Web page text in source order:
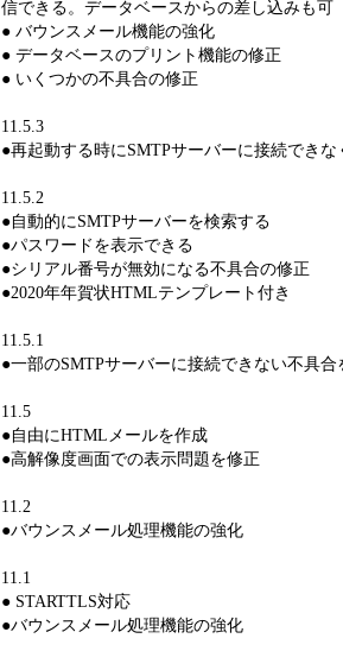
信できる。データベースからの差し込みも可
● バウンスメール機能の強化
● データベースのプリント機能の修正
● いくつかの不具合の修正
11.5.3
●再起動する時にSMTPサーバーに接続でき
11.5.2
●自動的にSMTPサーバーを検索する
●パスワードを表示できる
●シリアル番号が無効になる不具合の修正
●2020年年賀状HTMLテンプレート付き
11.5.1
●一部のSMTPサーバーに接続できない不具合
11.5
●自由にHTMLメールを作成
●高解像度画面での表示問題を修正
11.2
●バウンスメール処理機能の強化
11.1
● STARTTLS対応
●バウンスメール処理機能の強化